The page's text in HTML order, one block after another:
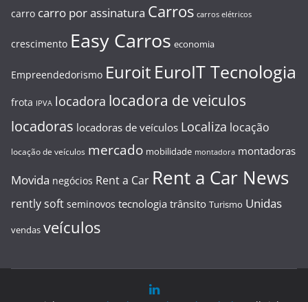
carro carro por assinatura Carros carros elétricos
crescimento Easy Carros economia
Empreendedorismo Euroit EuroIT Tecnologia
frota IPVA locadora locadora de veiculos
locadoras locadoras de veículos Localiza locação
locação de veículos mercado mobilidade montadora montadoras
Movida negócios Rent a Car Rent a Car News
rently soft seminovos tecnologia trânsito Turismo Unidas
vendas veículos